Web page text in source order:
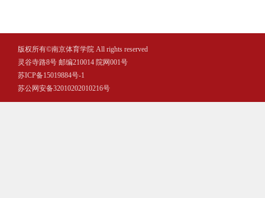
版权所有©南京体育学院 All rights reserved
灵谷寺路8号 邮编210014 院网001号
苏ICP备15019884号-1
苏公网安备32010202010216号